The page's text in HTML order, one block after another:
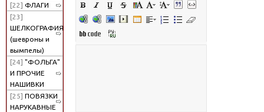
[22] ФЛАГИ
[23]
ШЕЛКОГРАФИЯ
(шевроны и
вымпелы)
[24] "ФОЛЬГА"
И ПРОЧИЕ
НАШИВКИ
[25] ПОВЯЗКИ
НАРУКАВНЫЕ